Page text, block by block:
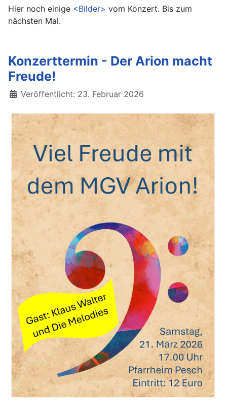
Hier noch einige <Bilder> vom Konzert. Bis zum
nächsten Mal.
Konzerttermin - Der Arion macht
Freude!
Details
Veröffentlicht: 23. Februar 2026